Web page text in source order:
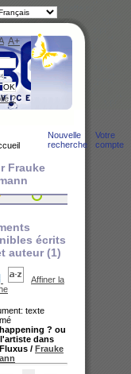
Nouvelle
recherche
Votre
compte
Frauke
écrits
auteur (1)
Affiner la
? ou
dans
/ Frauke
A+
?